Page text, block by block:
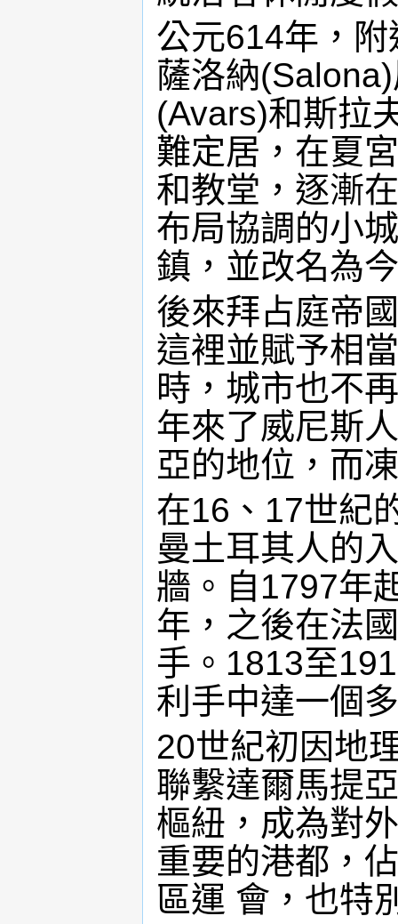
公元614年，
薩洛納
(Avars)和斯拉
難定居，在夏
和教堂，逐漸
布局協調的小
鎮，並改名為
後來拜占庭帝
這裡並賦予相
時，城市也不
年來了威尼斯
亞的地位，而
在16、17世紀
曼土耳其人的
牆。自1797年
年，之後在法
手。1813至
利手中達一個
20世紀初因地
聯繫達爾馬提
樞紐，成為對
重要的港都，
區運 會，也特